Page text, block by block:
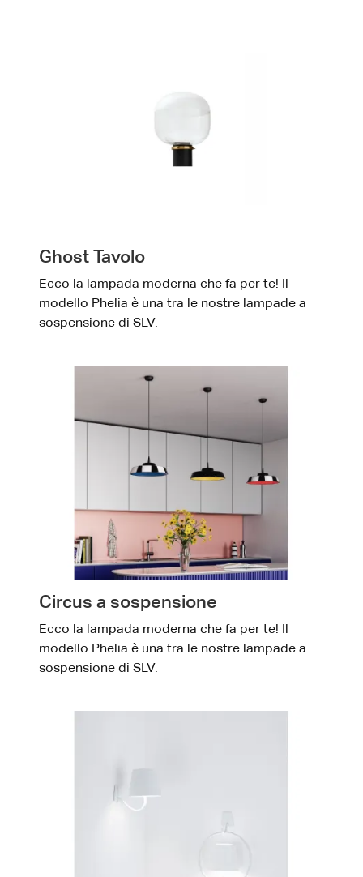
Ghost Tavolo
Ecco la lampada moderna che fa per te! Il
modello Phelia è una tra le nostre lampade a
sospensione di SLV.
Circus a sospensione
Ecco la lampada moderna che fa per te! Il
modello Phelia è una tra le nostre lampade a
sospensione di SLV.